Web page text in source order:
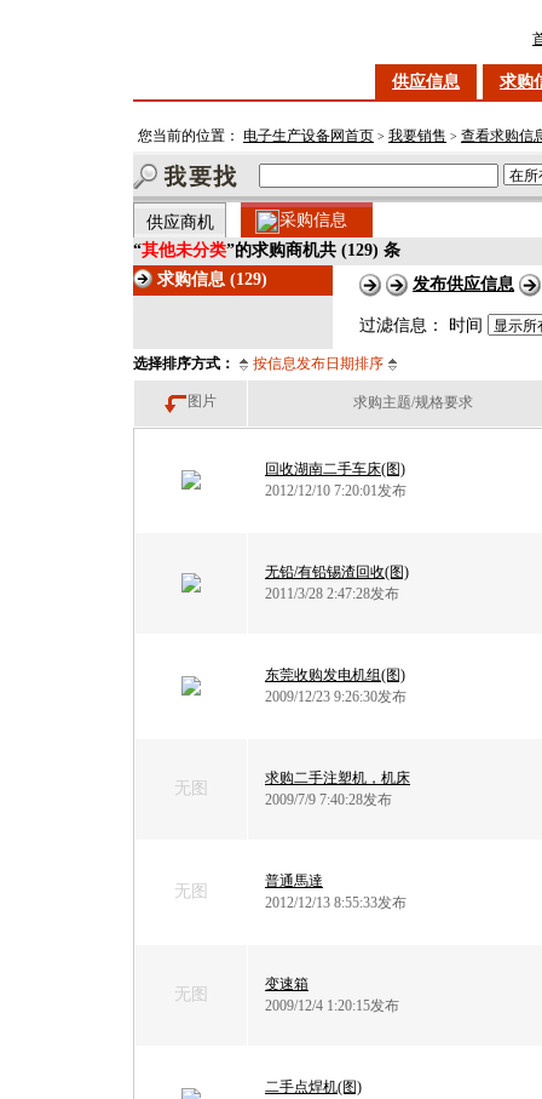
供应信息 求购
您当前的位置： 电子生产设备网首页 > 我要销售 > 查看求购信
供应商机 采购信息
“其他未分类”的求购商机共 (129) 条
求购信息 (129)
发布供应信息
过滤信息： 时间
选择排序方式： 按信息发布日期排序
图片 求购主题/规格要求
回收湖南二手车床(图)
2012/12/10 7:20:01发布
无铅/有铅锡渣回收(图)
2011/3/28 2:47:28发布
东莞收购发电机组(图)
2009/12/23 9:26:30发布
无图
求购二手注塑机，机床
2009/7/9 7:40:28发布
无图
普通馬達
2012/12/13 8:55:33发布
无图
变速箱
2009/12/4 1:20:15发布
二手点焊机(图)